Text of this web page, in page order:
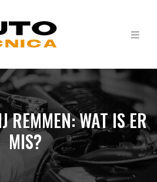
REMMEN: WAT IS ER
MIS?